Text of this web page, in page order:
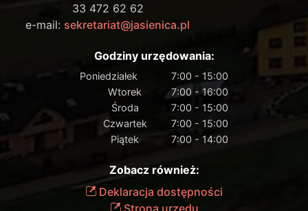
33 472 62 62
e-mail: sekretariat@jasienica.pl
Godziny urzędowania:
Poniedziałek
7:00 - 15:00
Wtorek
7:00 - 16:00
Środa
7:00 - 15:00
Czwartek
7:00 - 15:00
Piątek
7:00 - 14:00
Zobacz również:
Deklaracja dostępności
Strona urzędu